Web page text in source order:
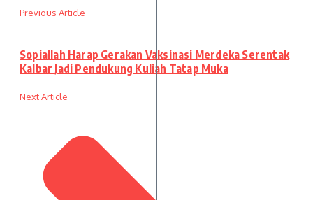
Previous Article
Sopiallah Harap Gerakan Vaksinasi Merdeka Serentak
Kalbar Jadi Pendukung Kuliah Tatap Muka
Next Article